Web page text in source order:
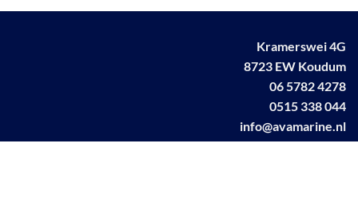
Kramerswei 4G
8723 EW Koudum
06 5782 4278
0515 338 044
info@avamarine.nl